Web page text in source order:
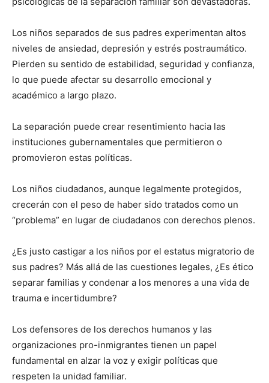
Los niños separados de sus padres experimentan altos
niveles de ansiedad, depresión y estrés postraumático.
Pierden su sentido de estabilidad, seguridad y confianza,
lo que puede afectar su desarrollo emocional y
académico a largo plazo.
La separación puede crear resentimiento hacia las
instituciones gubernamentales que permitieron o
promovieron estas políticas.
Los niños ciudadanos, aunque legalmente protegidos,
crecerán con el peso de haber sido tratados como un
“problema” en lugar de ciudadanos con derechos plenos.
¿Es justo castigar a los niños por el estatus migratorio de
sus padres? Más allá de las cuestiones legales, ¿Es ético
separar familias y condenar a los menores a una vida de
trauma e incertidumbre?
Los defensores de los derechos humanos y las
organizaciones pro-inmigrantes tienen un papel
fundamental en alzar la voz y exigir políticas que
respeten la unidad familiar.